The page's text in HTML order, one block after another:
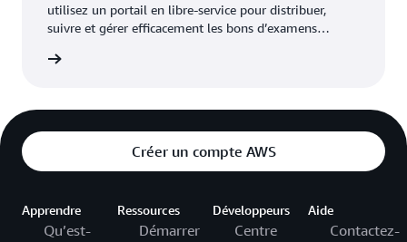
utilisez un portail en libre-service pour distribuer,
suivre et gérer efficacement les bons d’examens
Créer un compte AWS
Apprendre
Qu’est-
Ressources
Démarrer
Développeurs
Centre
Aide
Contactez-